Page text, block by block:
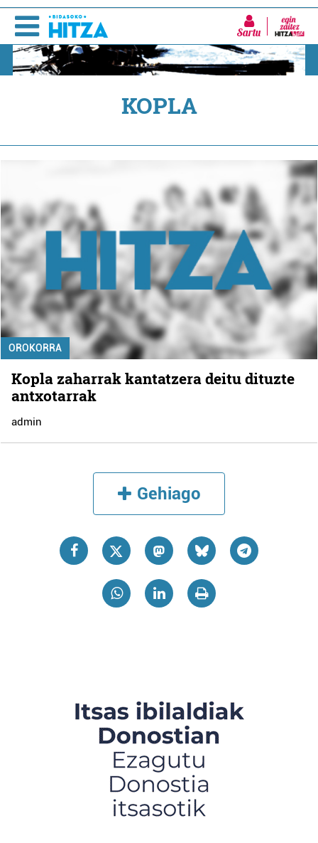
Sartu
KOPLA
OROKORRA
Kopla zaharrak kantatzera deitu dituzte
antxotarrak
admin
Gehiago